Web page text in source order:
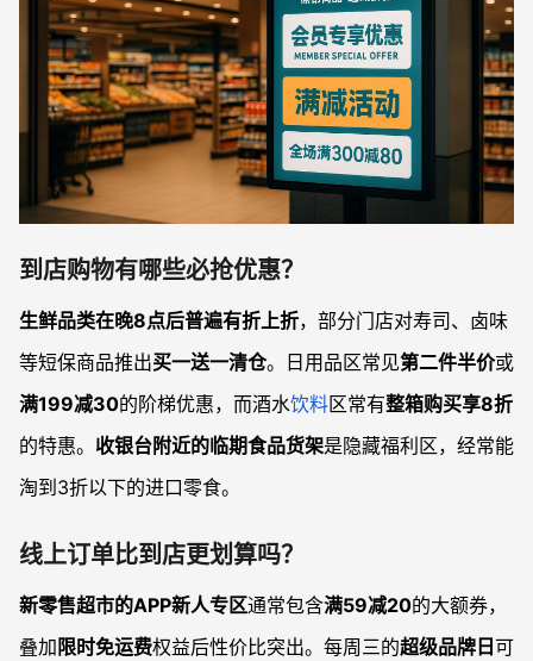
到店购物有哪些必抢优惠？
生鲜品类在晚8点后普遍有折上折，部分门店对寿司、卤味
等短保商品推出买一送一清仓。日用品区常见第二件半价或
满199减30的阶梯优惠，而酒水饮料区常有整箱购买享8折
的特惠。 收银台附近的临期食品货架是隐藏福利区，经常能
淘到3折以下的进口零食。
线上订单比到店更划算吗？
新零售超市的APP新人专区通常包含满59减20的大额券，
叠加 限时免运费权益后性价比突出。每周三的超级品牌日 可